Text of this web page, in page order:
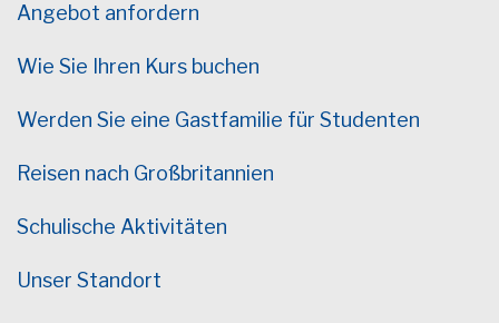
Angebot anfordern
Wie Sie Ihren Kurs buchen
Werden Sie eine Gastfamilie für Studenten
Reisen nach Großbritannien
Schulische Aktivitäten
Unser Standort